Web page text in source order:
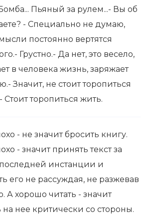
Пьяный за рулем...- Вы об
- Специально не думаю,
постоянно вертятся
Грустно.- Да нет, это весело,
в человека жизнь, заряжает
Значит, не стоит торопиться
Стоит торопиться жить.
- не значит бросить книгу.
- значит принять текст за
инстанции и
его не рассуждая, не разжевав
А хорошо читать - значит
на нее критически со стороны.